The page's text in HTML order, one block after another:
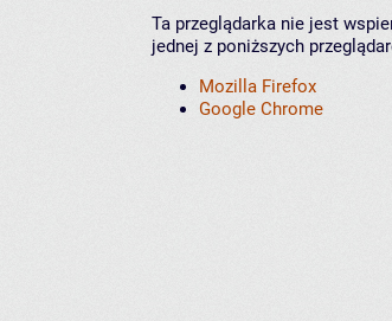
Ta przeglądarka nie jest
jednej z poniższych
Mozilla Firefox
Google Chrome